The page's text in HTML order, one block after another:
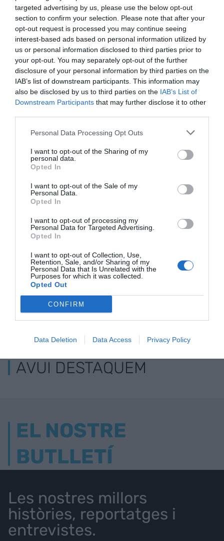
targeted advertising by us, please use the below opt-out
section to confirm your selection. Please note that after your
opt-out request is processed you may continue seeing
interest-based ads based on personal information utilized by
us or personal information disclosed to third parties prior to
your opt-out. You may separately opt-out of the further
disclosure of your personal information by third parties on the
IAB’s list of downstream participants. This information may
also be disclosed by us to third parties on the IAB’s List of
Downstream Participants that may further disclose it to other
Personal Data Processing Opt Outs
I want to opt-out of the Sharing of my
personal data.
Opted In
I want to opt-out of the Sale of my
Personal Data.
Opted In
I want to opt-out of processing my
Personal Data for Targeted Advertising.
Opted In
I want to opt-out of Collection, Use,
Retention, Sale, and/or Sharing of my
Personal Data that Is Unrelated with the
Purposes for which it was collected.
Opted Out
CONFIRM
Data Deletion Data Access Privacy Policy
RELACIONADES
Els catalans amb
euros són els que
paguen més IRPF
de l’Estat
l’IRPF
de pagar
AVUI DESTAQUEM
EL NOSTRE
BUTLLETÍ
Les nostres millors
històries, reportatges i
entrevistes.